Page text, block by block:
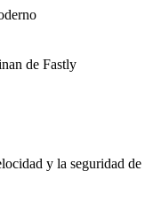
de Fastly
y la seguridad de